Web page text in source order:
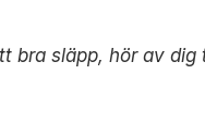
bra släpp, hör av